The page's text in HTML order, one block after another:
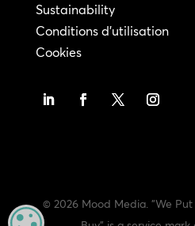
Sustainability
Conditions d'utilisation
Cookies
© 2026 Mood Media. "We